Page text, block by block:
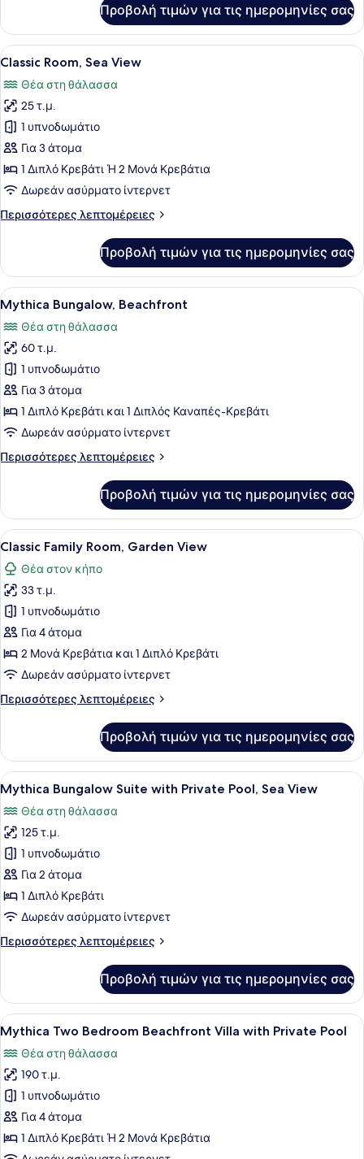
Room,
Garden
View
Προβολή τιμών για τις ημερομηνίες σας
Προβολή
όλων
των
φωτογραφιών
για
Classic
Room,
Sea
Ένα δωμάτιο ξενοδοχείου με ένα
6
Classic Room, Sea View
Θέα στη θάλασσα
25 τ.μ.
1 υπνοδωμάτιο
Για 3 άτομα
1 Διπλό Κρεβάτι Ή 2 Μονά Κρεβάτια
Δωρεάν ασύρματο ίντερνετ
Περισσότερες λεπτομέρειες
Περισσότερες
Room,
Sea
View
Προβολή τιμών για τις ημερομηνίες σας
Προβολή
όλων
των
φωτογραφιών
για
Mythica
Bungalow,
Beachfront
Ένα υπνοδωμάτιο με ένα
3
Mythica Bungalow, Beachfront
Θέα στη θάλασσα
60 τ.μ.
1 υπνοδωμάτιο
Για 3 άτομα
1 Διπλό Κρεβάτι και 1 Διπλός Καναπές-Κρεβάτι
Δωρεάν ασύρματο ίντερνετ
Περισσότερες λεπτομέρειες
Περισσότερες
Bungalow,
Beachfront
Προβολή τιμών για τις ημερομηνίες σας
Προβολή
όλων
των
φωτογραφιών
για
Classic
Family
Room,
Garden
View
Ένα δωμάτιο ξενοδοχείου με ένα
7
Classic Family Room, Garden View
Θέα στον κήπο
33 τ.μ.
1 υπνοδωμάτιο
Για 4 άτομα
2 Μονά Κρεβάτια και 1 Διπλό Κρεβάτι
Δωρεάν ασύρματο ίντερνετ
Περισσότερες λεπτομέρειες
Περισσότερες
Family
Room,
Garden
View
Προβολή τιμών για τις ημερομηνίες σας
Προβολή
όλων
των
φωτογραφιών
για
Mythica
Bungalow
Suite
Private
View
Ένα τραπέζι από γυαλί με ένα
5
Mythica Bungalow Suite with Private Pool, Sea View
Θέα στη θάλασσα
125 τ.μ.
1 υπνοδωμάτιο
Για 2 άτομα
1 Διπλό Κρεβάτι
Δωρεάν ασύρματο ίντερνετ
Περισσότερες λεπτομέρειες
Περισσότερες
Bungalow
Suite
with
Private
Pool,
Sea
View
Προβολή τιμών για τις ημερομηνίες σας
Προβολή
όλων
των
φωτογραφιών
για
Mythica
Two
Bedroom
Μια πισίνα με ξαπλώστρες,
5
Mythica Two Bedroom Beachfront Villa with Private Pool
Θέα στη θάλασσα
190 τ.μ.
1 υπνοδωμάτιο
Για 4 άτομα
1 Διπλό Κρεβάτι Ή 2 Μονά Κρεβάτια